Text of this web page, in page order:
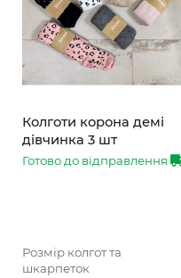
Колготи корона демі
дівчинка 3 шт
Готово до відправлення
Розмір колгот та
шкарпеток